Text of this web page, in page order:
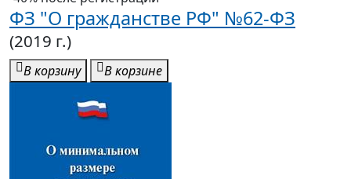
ФЗ "О гражданстве РФ" №62-ФЗ
(2019 г.)
В корзину В корзине